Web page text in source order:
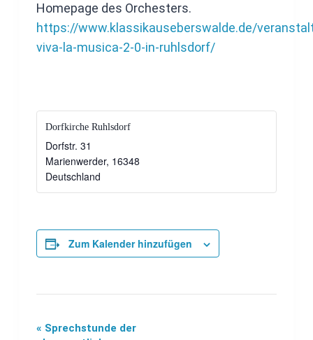
Homepage des Orchesters.
https://www.klassikauseberswalde.de/
viva-la-musica-2-0-in-ruhlsdorf/
Dorfkirche Ruhlsdorf
Dorfstr. 31
Marienwerder, 16348
Deutschland
Zum Kalender hinzufügen
« Sprechstunde der